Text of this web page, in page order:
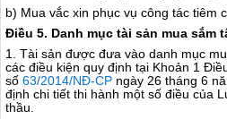
b) Mua vắc xin phục vụ công tác tiêm
Điều 5. Danh mục tài sản mua sắm
1. Tài sản được đưa vào danh mục
các điều kiện quy định tại Khoản 1
số 63/2014/NĐ-CP ngày 26 tháng 6
định chi tiết thi hành một số điều của
thầu.